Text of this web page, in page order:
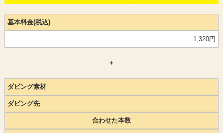
基本料金(税込)
1,320円
+
ダビング素材
ダビング先
合わせた本数